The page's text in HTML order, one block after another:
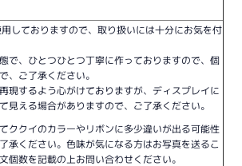
しておりますので、取り扱いには十分にお気を付
で、ひとつひとつ丁寧に作っておりますので、個
、ご了承ください。
現するよう心がけておりますが、ディスプレイに
見える場合がありますので、ご了承ください。
ククイのカラーやリボンに多少違いが出る可能性
承ください。色味が気になる方はお写真を送るこ
個数を記載の上お問い合わせください。